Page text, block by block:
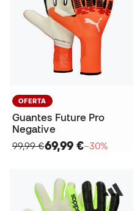
OFERTA
Guantes Future Pro
Negative
99,99 €69,99 €−30%